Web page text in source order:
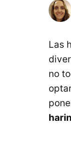
Las
no